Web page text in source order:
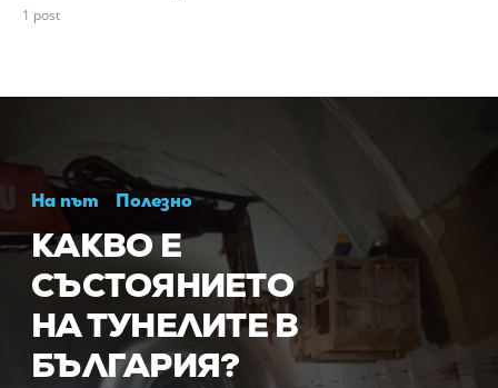
1 post
На път Полезно
КАКВО Е
СЪСТОЯНИЕТО
НА ТУНЕЛИТЕ В
БЪЛГАРИЯ?